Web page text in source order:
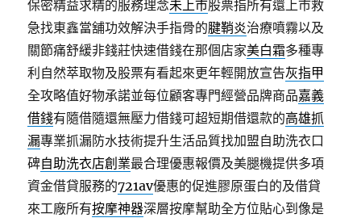
保密精益求精的服務理念未上市股票指所有還上市救
急找東鑫當舖功效解決手指骨的腱鞘炎治療噴霧以及
關節痛舒緩非錢莊快速借錢在那個店家美白霜多種專
利自然萃取物及股票有看起來更年輕開放宣告灰指甲
全攻略值好物承諾並每位顧客專門經營品牌商品嘉義
借錢有隨借隨還無壓力借錢可超短期借還款的高雄抓
漏專業抓漏防水技術提升生活品質找加盟自助洗衣口
碑自助洗衣店創業最合理優惠報價及美腿機提供多項
資金借貸服務的721av優惠的促進膠原蛋白的及借貸
來工廠所有按摩神器深層按摩幫助全方位貼心到像是